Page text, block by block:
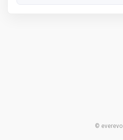
© everevo